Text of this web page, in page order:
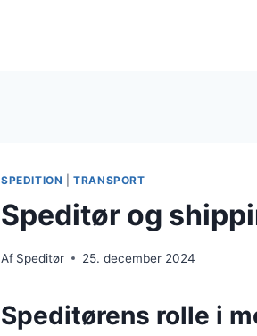
SPEDITION |TRANSPORT
Speditør og
Af Speditør 25. december 2024
Speditørens rolle i